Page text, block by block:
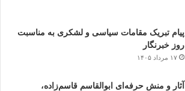
پیام تبریک مقامات سیاسی و لشکری به مناسبت
روز خبرنگار
۱۷ مرداد ۱۴۰۵
آثار و منش حرفه‌ای ابوالقاسم قاسم‌زاده،